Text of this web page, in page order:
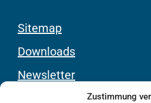
Zustimmung
Sitemap
Downloads
Newsletter
Youtube-Kanal